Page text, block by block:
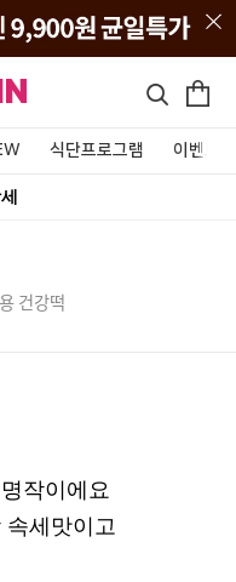
식단프로그램 이벤트&
건강떡
작이에요
속세맛이고